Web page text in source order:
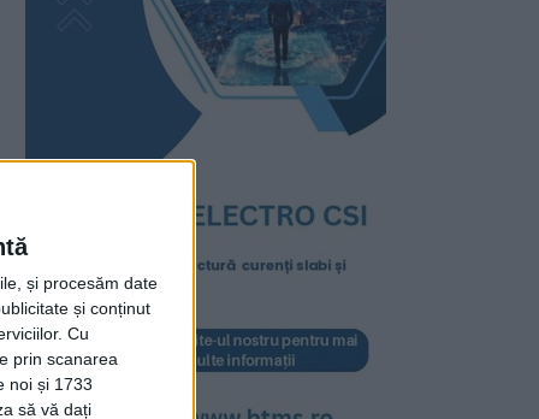
și procesăm date
și conținut
Cu
prin scanarea
noi și 1733
să vă dați